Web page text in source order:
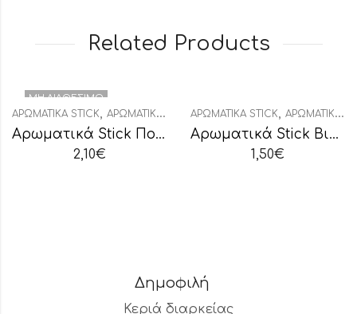
Related Products
ΜΗ ΔΙΑΘΈΣΙΜΟ
ΑΡΩΜΑΤΙΚΆ STICK, ΑΡΩΜΑΤΙΚΆ ΧΏΡΟΥ ,ΔΙΑΚΟΣΜΗΤΙΚΆ
Αρωματικά Stick Πορτοκάλι
2,10€
ΑΡΩΜΑΤΙΚΆ STICK, ΑΡΩΜΑΤΙΚΆ ΧΏΡΟΥ
Αρωματικά Stick Βιολέτα
1,50€
Δημοφιλή
Κεριά διαρκείας